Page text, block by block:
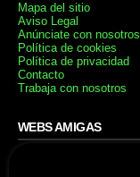
Mapa del sitio
Aviso Legal
Anúnciate con nosotros
Política de cookies
Política de privacidad
Contacto
Trabaja con nosotros
WEBS AMIGAS